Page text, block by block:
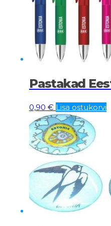
Pastakad
0,90 € Lisa ostukorvi